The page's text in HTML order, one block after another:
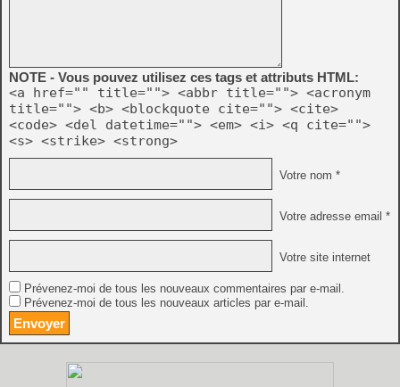
NOTE - Vous pouvez utilisez ces tags et attributs HTML:
<a href="" title=""> <abbr title=""> <acronym
title=""> <b> <blockquote cite=""> <cite>
<code> <del datetime=""> <em> <i> <q cite="">
<s> <strike> <strong>
Votre nom *
Votre adresse email *
Votre site internet
Prévenez-moi de tous les nouveaux commentaires par e-mail.
Prévenez-moi de tous les nouveaux articles par e-mail.